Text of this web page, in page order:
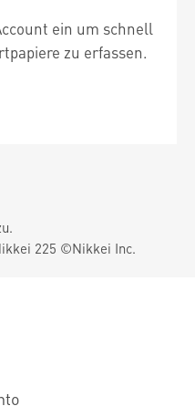
ein um schnell
zu erfassen.
225 ©Nikkei Inc.